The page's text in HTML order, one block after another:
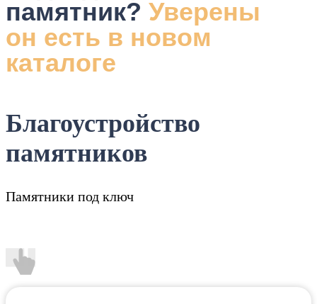
памятник? Уверены
он есть в новом
каталоге
Благоустройство
памятников
Памятники под ключ